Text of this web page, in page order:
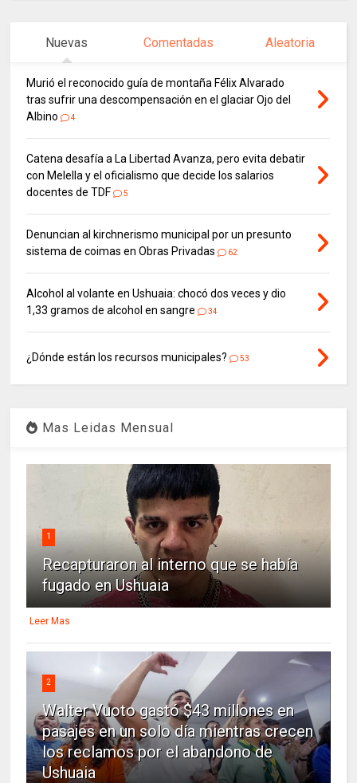
Nuevas Comentadas Aleatoria
Murió el reconocido guía de montaña Félix Alvarado
tras sufrir una descompensación en el glaciar Ojo del
Albino
4
Catena desafía a La Libertad Avanza, pero evita debatir
con Melella y el oficialismo que decide los salarios
docentes de TDF
5
Denuncian al kirchnerismo municipal por un presunto
sistema de coimas en Obras Privadas
62
Alcohol al volante en Ushuaia: chocó dos veces y dio
1,33 gramos de alcohol en sangre
34
¿Dónde están los recursos municipales? 53
Mas Leidas Mensual
1
Recapturaron al interno que se había
fugado en Ushuaia
Leer Mas
2
Walter Vuoto gastó $43 millones en
pasajes en un solo día mientras crecen
los reclamos por el abandono de
Ushuaia